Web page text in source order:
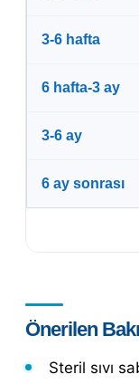
3-6 hafta
6 hafta-3 ay
3-6 ay
6 ay sonrası
Önerilen
Steril sıvı